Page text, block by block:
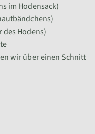
im Hodensack)
Hodens)
wir über einen Schnitt